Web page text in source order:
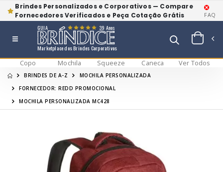
Brindes Personalizados e Corporativos — Compare
Fornecedores Verificados e Peça Cotação Grátis
FAQ
Marketplace dos Brindes Corporativos
GUIA 39 Anos
Copo Mochila Squeeze Caneca Ver Todos
BRINDES DE A-Z
MOCHILA PERSONALIZADA
FORNECEDOR: REDD PROMOCIONAL
MOCHILA PERSONALIZADA MC428